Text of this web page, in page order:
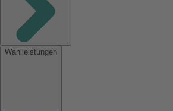
Wahlleistungen